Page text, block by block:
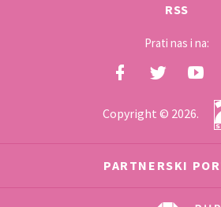
RSS
Prati nas i na:
Copyright © 2026.
PARTNERSKI